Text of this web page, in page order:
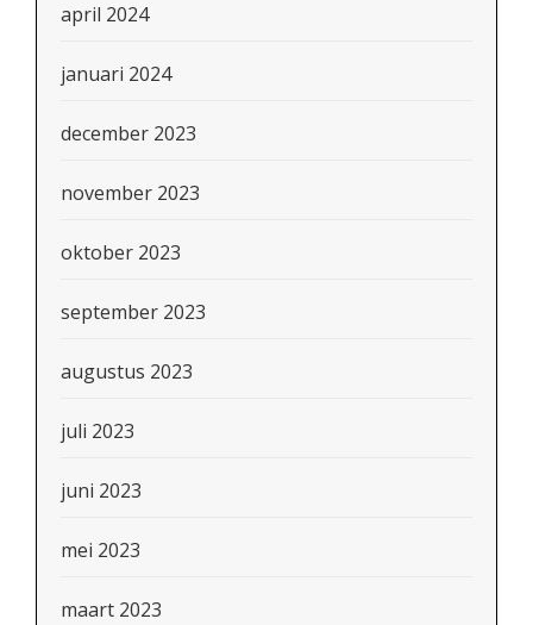
april 2024
januari 2024
december 2023
november 2023
oktober 2023
september 2023
augustus 2023
juli 2023
juni 2023
mei 2023
maart 2023